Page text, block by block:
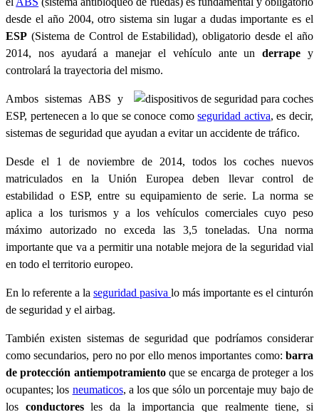
desde el año 2004, otro sistema sin lugar a dudas importante es el
ESP (Sistema de Control de Estabilidad), obligatorio desde el año
2014, nos ayudará a manejar el vehículo ante underrape y
controlará la trayectoria del mismo.
Ambos sistemas ABS y
ESP, pertenecen a lo que se conoce comoseguridad activa, es decir,
sistemas de seguridad que ayudan a evitar un accidente de tráfico.
Desde el 1 de noviembre de 2014, todos los coches nuevos
matriculados en la Unión Europea deben llevar control de
estabilidad o ESP, entre su equipamiento de serie. La norma se
aplica a los turismos y a los vehículos comerciales cuyo peso
máximo autorizado no exceda las 3,5 toneladas. Una norma
importante que va a permitir una notable mejora de la seguridad vial
en todo el territorio europeo.
En lo referente a la seguridad pasiva lo más importante es el cinturón
de seguridad y el airbag.
También existen sistemas de seguridad que podríamos considerar
como secundarios, pero no por ello menos importantes como: barra
de protección antiempotramientoque se encarga de proteger a los
ocupantes; los neumaticos, a los que sólo un porcentaje muy bajo de
los conductoresles da la importancia que realmente tiene, si